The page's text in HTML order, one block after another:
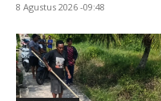
8 Agustus 2026 -09:48